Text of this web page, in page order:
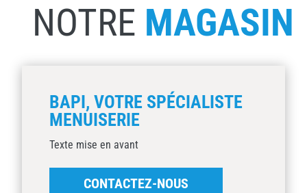
NOTRE MAGASIN
BAPI, VOTRE SPÉCIALISTE
MENUISERIE
Texte mise en avant
CONTACTEZ-NOUS